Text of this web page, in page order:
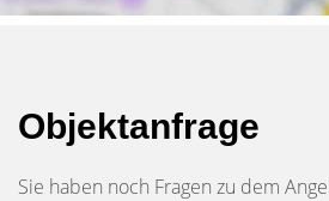
Objektanfrage
Sie haben noch Fragen zu dem